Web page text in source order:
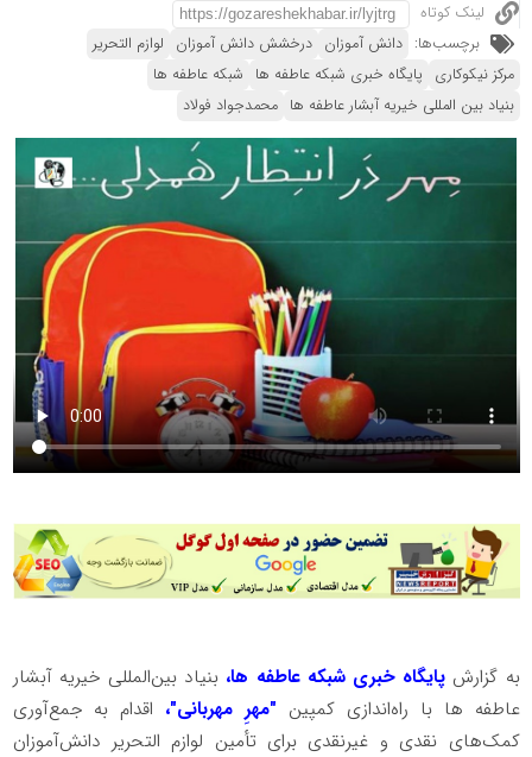
لینک کوتاه
برچسب‌ها: دانش آموزان درخشش دانش آموزان لوازم التحریر
مرکز نیکوکاری پایگاه خبری شبکه عاطفه ها شبکه عاطفه ها
بنیاد بین المللی خیریه آبشار عاطفه ها محمدجواد فولاد
به گزارش پایگاه خبری شبکه عاطفه ها، بنیاد بین‌المللی خیریه آبشار
عاطفه ها با راه‌اندازی کمپین "مهرِ مهربانی"، اقدام به جمع‌آوری
کمک‌های نقدی و غیرنقدی برای تأمین لوازم التحریر دانش‌آموزان